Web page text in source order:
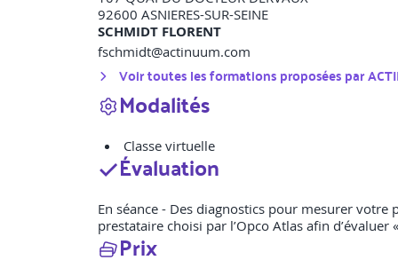
92600 ASNIERES-SUR-SEINE
SCHMIDT FLORENT
fschmidt@actinuum.com
Voir toutes les formations proposées par
Modalités
Classe virtuelle
Évaluation
En séance - Des diagnostics pour mesurer
prestataire choisi par l’Opco Atlas afin
Prix